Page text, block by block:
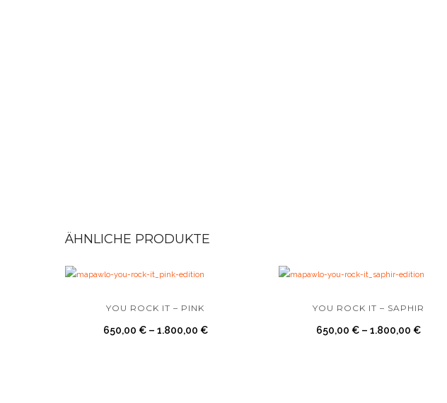
ÄHNLICHE PRODUKTE
YOU ROCK IT – PINK
650,00 €– 1.800,00 €
YOU ROCK IT – SAPHIR
650,00 € –1.800,00 €